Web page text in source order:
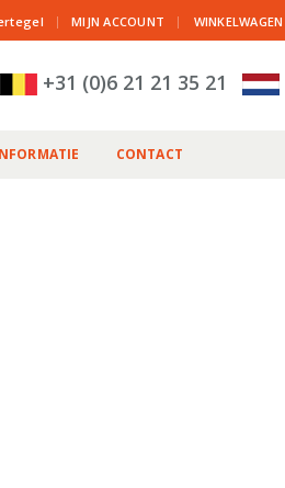
| MIJN ACCOUNT WINKELWAGEN
+31 (0)6 21 21 35 21
CONTACT